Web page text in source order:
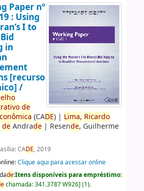
Paper nº
: Using
I to
in
[recurso
/
de
(CADE)| Lima, Ricardo
deAndrade| Resende, Guilherme
CADE, 2019
Clique aqui para acessar online
de:Itens disponíveis para empréstimo:
chamada:341.3787 W926] (1).